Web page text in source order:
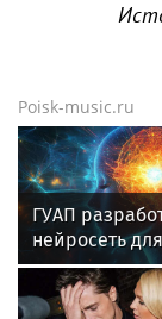
Poisk-music.ru
ГУАП
нейросеть
обуви по